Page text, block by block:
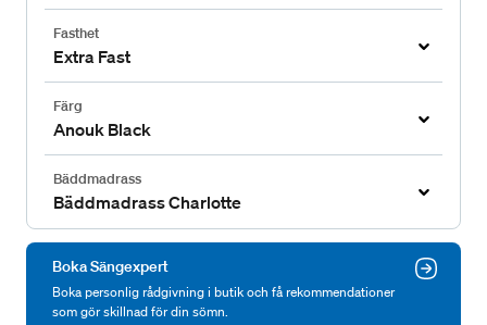
Fasthet
Extra Fast
Färg
Anouk Black
Bäddmadrass
Bäddmadrass Charlotte
Boka Sängexpert
Boka personlig rådgivning i butik och få rekommendationer
som gör skillnad för din sömn.